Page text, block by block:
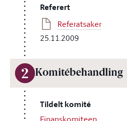
Referert
Referatsaker
25.11.2009
2 Komitébehandling
Tildelt komité